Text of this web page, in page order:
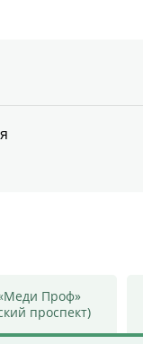
Проф»
проспект)